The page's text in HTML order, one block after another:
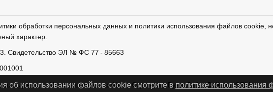
обработки персональных данных и политики использования файлов cookie,
характер.
Свидетельство ЭЛ № ФС 77 - 85663
данных Использование cookies Сделано вРунетЛаб – Сайты и CRM
об использовании файлов cookie смотрите вполитике использования